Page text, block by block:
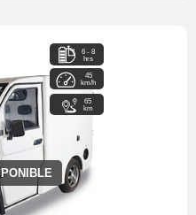
6 - 8
hrs
45
km/h
65
km